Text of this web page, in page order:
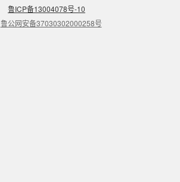
鲁ICP备13004078号-10
鲁公网安备37030302000258号